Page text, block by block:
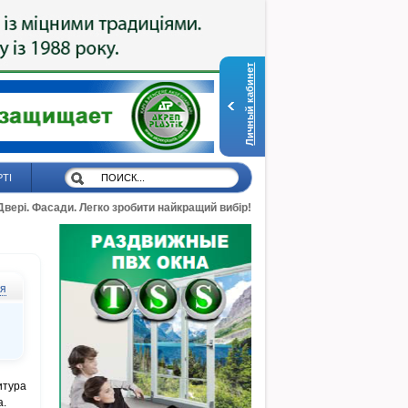
Личный кабинет
Фасади. Легко зробити найкращий вибір!